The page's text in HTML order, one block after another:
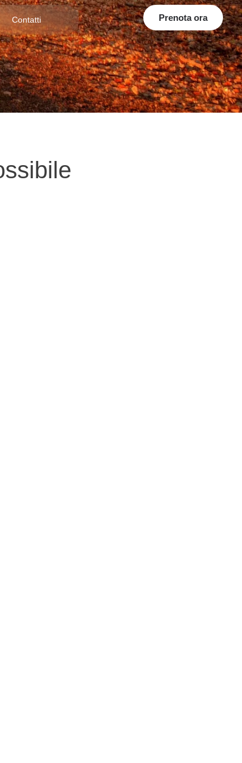
Contatti Prenota ora